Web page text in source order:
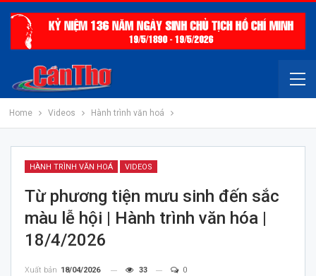
Home Videos Hành trình văn hoá
HÀNH TRÌNH VĂN HOÁ VIDEOS
Từ phương tiện mưu sinh đến sắc
màu lễ hội | Hành trình văn hóa |
18/4/2026
Xuất bản 18/04/2026 33 0